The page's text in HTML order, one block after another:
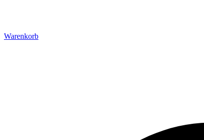
Warenkorb